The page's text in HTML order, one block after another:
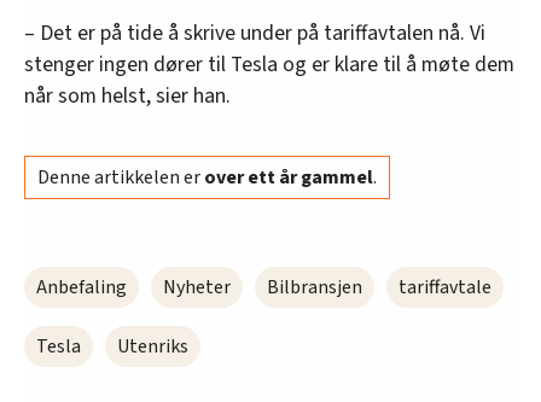
– Det er på tide å skrive under på tariffavtalen nå. Vi
stenger ingen dører til Tesla og er klare til å møte dem
når som helst, sier han.
Denne artikkelen erover ett år gammel.
Anbefaling Nyheter Bilbransjen tariffavtale
Tesla Utenriks